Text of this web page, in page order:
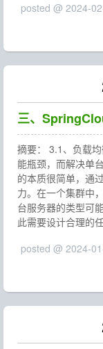
posted @ 2024-
三、
摘要： 3.1、负载
能瓶颈，而解决单
的本质很简单，通
力。在一个集群中
台服务器的类型可
此需要设计合理的
posted @ 2024-